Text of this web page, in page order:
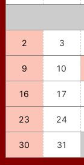
2 3
9 10
16 17
23 24
30 31